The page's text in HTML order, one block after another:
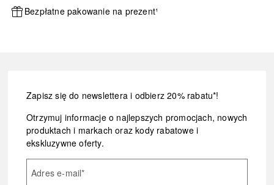
Bezpłatne pakowanie na prezent¹
Zapisz się do newslettera i odbierz 20% rabatu*!
Otrzymuj informacje o najlepszych promocjach, nowych
produktach i markach oraz kody rabatowe i
ekskluzywne oferty.
Adres e-mail*